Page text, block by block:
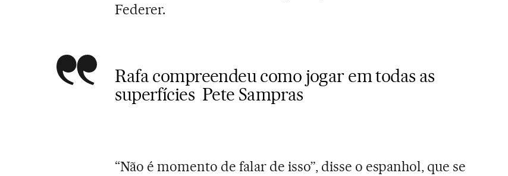
Federer.
Rafa compreendeu como jogar em todas as
superfícies Pete Sampras
“Não é momento de falar de isso”, disse o espanhol, que se